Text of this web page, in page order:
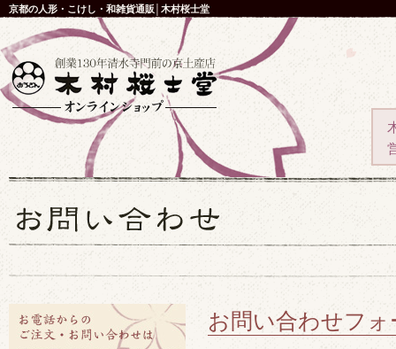
京都の人形・こけし・和雑貨通販│木村桜士堂
お問い合わせフォ